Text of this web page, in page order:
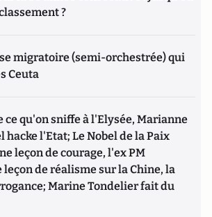
?
migratoire (semi-orchestrée) qui
Ceuta
ce qu'on sniffe à l'Elysée, Marianne
hacke l'Etat; Le Nobel de la Paix
leçon de courage, l'ex PM
de réalisme sur la Chine, la
Marine Tondelier fait du